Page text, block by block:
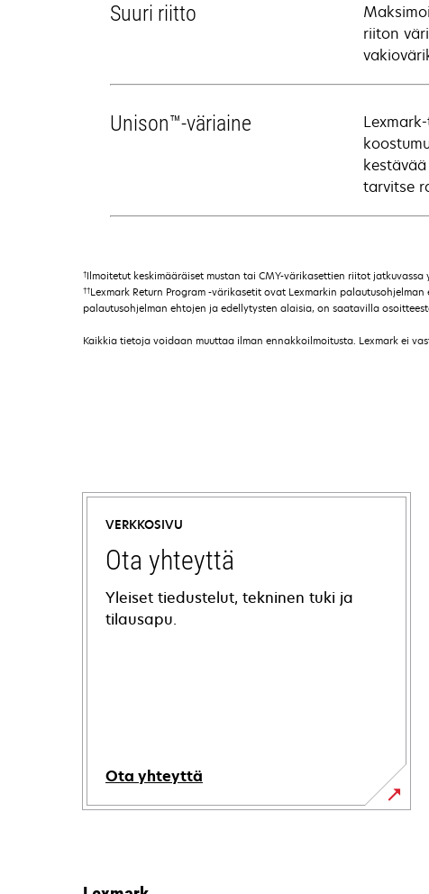
Suuri riitto
riiton
Unison™-väriaine
tarvitse
†Ilmoitetut keskimääräiset mustan tai CMY-värikasettien riitot
††Lexmark Return Program -värikasetit ovat Lexmarkin
palautusohjelman ehtojen ja edellytysten alaisia, on saatavilla
Kaikkia tietoja voidaan muuttaa ilman ennakkoilmoitusta. Lexmark ei
VERKKOSIVU
Ota yhteyttä
Yleiset tiedustelut, tekninen tuki ja
tilausapu.
Ota yhteyttä